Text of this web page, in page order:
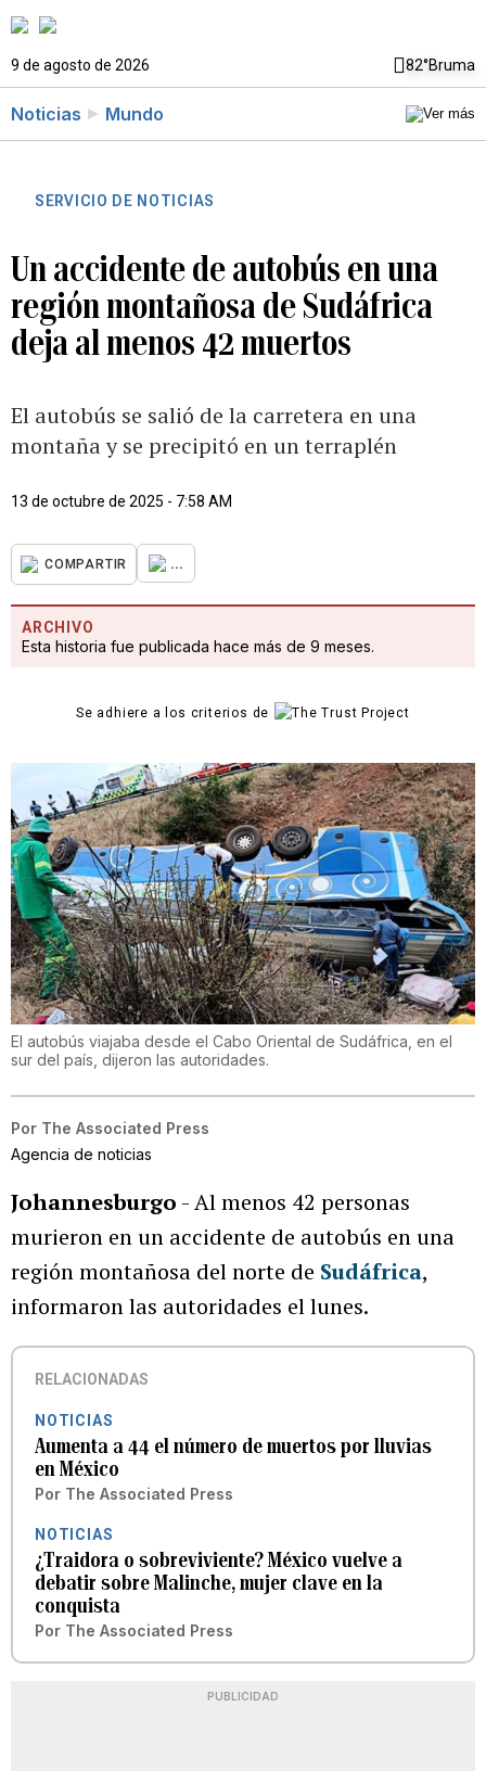
9 de agosto de 2026 82°Bruma
Noticias Mundo
SERVICIO DE NOTICIAS
Un accidente de autobús en una
región montañosa de Sudáfrica
deja al menos 42 muertos
El autobús se salió de la carretera en una
montaña y se precipitó en un terraplén
13 de octubre de 2025 - 7:58 AM
COMPARTIR ...
ARCHIVO
Esta historia fue publicada hace más de 9 meses.
Se adhiere a los criterios de
El autobús viajaba desde el Cabo Oriental de Sudáfrica, en el
sur del país, dijeron las autoridades.
Por The Associated Press
Agencia de noticias
Johannesburgo - Al menos 42 personas
murieron en un accidente de autobús en una
región montañosa del norte de Sudáfrica,
informaron las autoridades el lunes.
RELACIONADAS
NOTICIAS
Aumenta a 44 el número de muertos por lluvias
en México
Por The Associated Press
NOTICIAS
¿Traidora o sobreviviente? México vuelve a
debatir sobre Malinche, mujer clave en la
conquista
Por The Associated Press
PUBLICIDAD